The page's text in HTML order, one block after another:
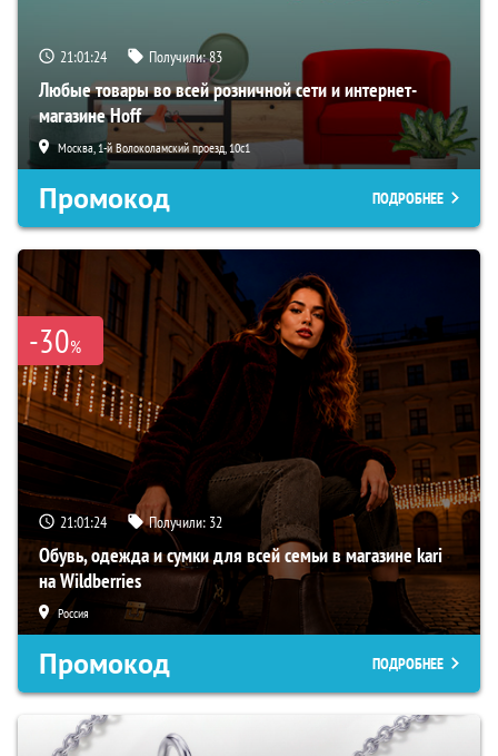
21:01:23 Получили:83
Любые товары во всей розничной сети и интернет-
магазине Hoff
Москва, 1-й Волоколамский проезд, 10с1
Промокод ПОДРОБНЕЕ
-30%
21:01:23 Получили: 32
Обувь, одежда и сумки для всей семьи в магазине kari
на Wildberries
Россия
Промокод ПОДРОБНЕЕ